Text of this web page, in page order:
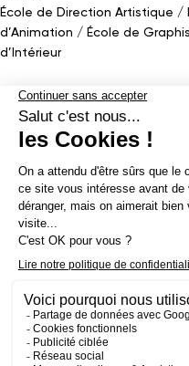
École de Direction Artistique
d’Animation
École de
d’Intérieur
Bachelor
Bachelor Design Graphique
Bachelor Conception UI (en
Mastère
Mastères en Direction Artistique
d’intérieur&Scénographie (en
Cinéma d’Animation
Établissement d’enseignement